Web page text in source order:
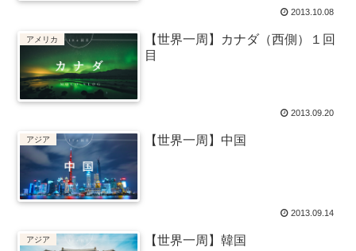
2013.10.08
アメリカ
【世界一周】カナダ（西側）１回
目
2013.09.20
アジア 【世界一周】中国
2013.09.14
アジア 【世界一周】韓国